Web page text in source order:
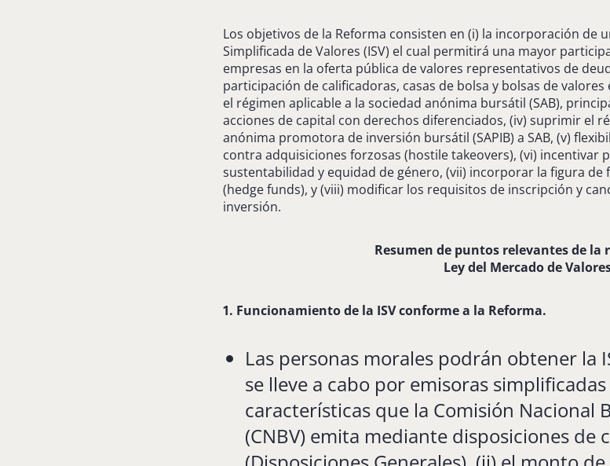
Los objetivos de la Reforma consisten en (i) la incorporación de
Simplificada de Valores (ISV) el cual permitirá una mayor
empresas en la oferta pública de valores representativos de
participación de calificadoras, casas de bolsa y bolsas de
el régimen aplicable a la sociedad anónima bursátil (SAB),
acciones de capital con derechos diferenciados, (iv) suprimir el
anónima promotora de inversión bursátil (SAPIB) a SAB, (v)
contra adquisiciones forzosas (hostile takeovers), (vi) incentivar
sustentabilidad y equidad de género, (vii) incorporar la figura
(hedge funds), y (viii) modificar los requisitos de inscripción y
inversión.
Resumen de puntos relevantes de la
Ley del Mercado de
1. Funcionamiento de la ISV conforme a la Reforma.
Las personas morales podrán obtener la
se lleve a cabo por emisoras
características que la Comisión Nacional
(CNBV) emita mediante disposiciones de